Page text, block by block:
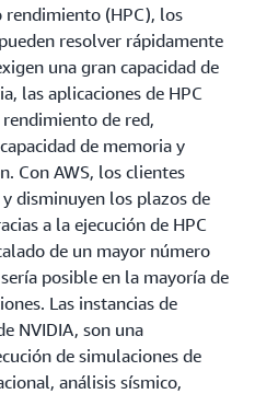
(HPC), los
resolver rápidamente
una gran capacidad de
las aplicaciones de HPC
de red,
de memoria y
Con AWS, los clientes
disminuyen los plazos de
a la ejecución de HPC
de un mayor número
posible en la mayoría de
Las instancias de
NVIDIA, son una
de simulaciones de
análisis sísmico,